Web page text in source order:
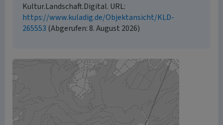
Kultur.Landschaft.Digital. URL:
https://www.kuladig.de/Objektansicht/KLD-
265553 (Abgerufen: 8. August 2026)